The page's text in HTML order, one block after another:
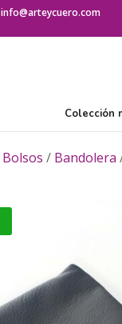
info@arteycuero.com
Colección
Bolsos / Bandolera